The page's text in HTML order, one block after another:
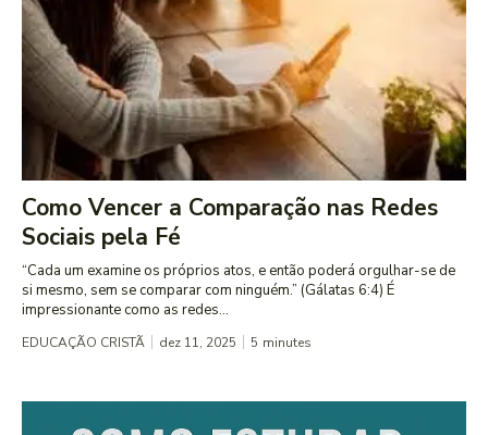
Como Vencer a Comparação nas Redes
Sociais pela Fé
“Cada um examine os próprios atos, e então poderá orgulhar-se de
si mesmo, sem se comparar com ninguém.” (Gálatas 6:4) É
impressionante como as redes...
EDUCAÇÃO CRISTÃ dez 11, 2025 5 minutes